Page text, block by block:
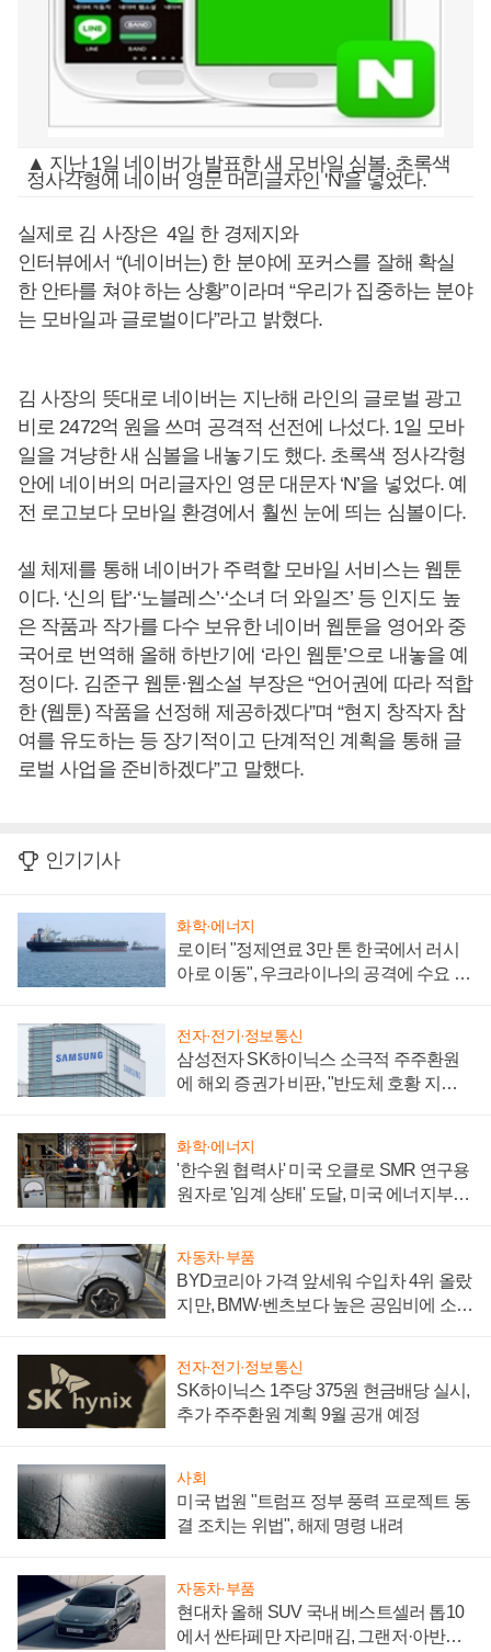
▲ 지난 1일 네이버가 발표한 새 모바일 심볼. 초록색
정사각형에 네이버 영문 머리글자인 'N'을 넣었다.
실제로 김 사장은 4일 한 경제지와
인터뷰에서 “(네이버는) 한 분야에 포커스를 잘해 확실
한 안타를 쳐야 하는 상황”이라며 “우리가 집중하는 분야
는 모바일과 글로벌이다”라고 밝혔다.
김 사장의 뜻대로 네이버는 지난해 라인의 글로벌 광고
비로 2472억 원을 쓰며 공격적 선전에 나섰다. 1일 모바
일을 겨냥한 새 심볼을 내놓기도 했다. 초록색 정사각형
안에 네이버의 머리글자인 영문 대문자 ‘N’을 넣었다. 예
전 로고보다 모바일 환경에서 훨씬 눈에 띄는 심볼이다.
셀 체제를 통해 네이버가 주력할 모바일 서비스는 웹툰
이다. ‘신의 탑’·‘노블레스’·‘소녀 더 와일즈’ 등 인지도 높
은 작품과 작가를 다수 보유한 네이버 웹툰을 영어와 중
국어로 번역해 올해 하반기에 ‘라인 웹툰’으로 내놓을 예
정이다. 김준구 웹툰·웹소설 부장은 “언어권에 따라 적합
한 (웹툰) 작품을 선정해 제공하겠다”며 “현지 창작자 참
여를 유도하는 등 장기적이고 단계적인 계획을 통해 글
로벌 사업을 준비하겠다”고 말했다.
인기기사
화학·에너지
로이터 "정제연료 3만 톤 한국에서 러시
아로 이동", 우크라이나의 공격에 수요 늘
전자·전기·정보통신
삼성전자 SK하이닉스 소극적 주주환원
에 해외 증권가 비판, "반도체 호황 지속
화학·에너지
'한수원 협력사' 미국 오클로 SMR 연구용
원자로 '임계 상태' 도달, 미국 에너지부
자동차·부품
BYD코리아 가격 앞세워 수입차 4위 올랐
지만, BMW·벤츠보다 높은 공임비에 소비
전자·전기·정보통신
SK하이닉스 1주당 375원 현금배당 실시,
추가 주주환원 계획 9월 공개 예정
사회
미국 법원 "트럼프 정부 풍력 프로젝트 동
결 조치는 위법", 해제 명령 내려
자동차·부품
현대차 올해 SUV 국내 베스트셀러 톱10
에서 싼타페만 자리매김, 그랜저·아반떼